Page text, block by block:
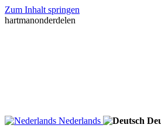
Zum Inhalt springen
hartmanonderdelen
Nederlands